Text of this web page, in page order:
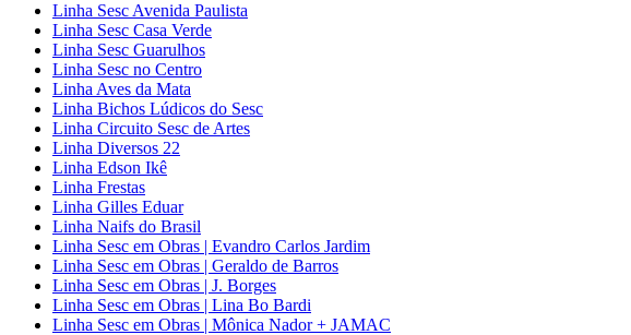
Linha Sesc Avenida Paulista
Linha Sesc Casa Verde
Linha Sesc Guarulhos
Linha Sesc no Centro
Linha Aves da Mata
Linha Bichos Lúdicos do Sesc
Linha Circuito Sesc de Artes
Linha Diversos 22
Linha Edson Ikê
Linha Frestas
Linha Gilles Eduar
Linha Naifs do Brasil
Linha Sesc em Obras | Evandro Carlos Jardim
Linha Sesc em Obras | Geraldo de Barros
Linha Sesc em Obras | J. Borges
Linha Sesc em Obras | Lina Bo Bardi
Linha Sesc em Obras | Mônica Nador + JAMAC